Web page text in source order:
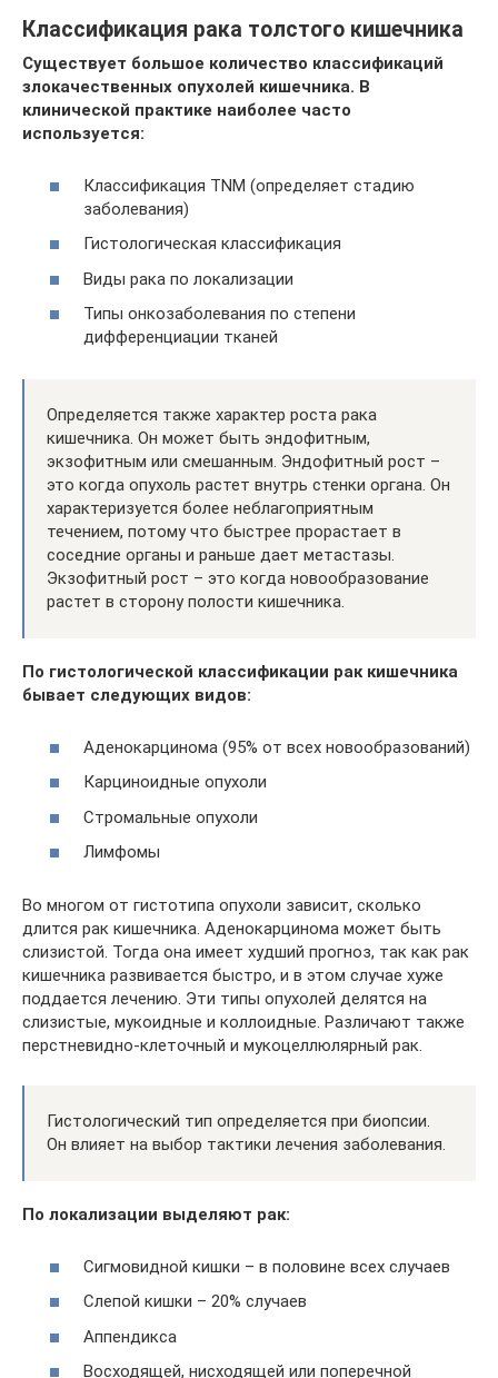
Классификация рака толстого кишечника
Существует большое количество классификаций
злокачественных опухолей кишечника. В
клинической практике наиболее часто
используется:
Классификация TNM (определяет стадию
заболевания)
Гистологическая классификация
Виды рака по локализации
Типы онкозаболевания по степени
дифференциации тканей
Определяется также характер роста рака
кишечника. Он может быть эндофитным,
экзофитным или смешанным. Эндофитный рост –
это когда опухоль растет внутрь стенки органа. Он
характеризуется более неблагоприятным
течением, потому что быстрее прорастает в
соседние органы и раньше дает метастазы.
Экзофитный рост – это когда новообразование
растет в сторону полости кишечника.
По гистологической классификации рак кишечника
бывает следующих видов:
Аденокарцинома (95% от всех новообразований)
Карциноидные опухоли
Стромальные опухоли
Лимфомы
Во многом от гистотипа опухоли зависит, сколько
длится рак кишечника. Аденокарцинома может быть
слизистой. Тогда она имеет худший прогноз, так как рак
кишечника развивается быстро, и в этом случае хуже
поддается лечению. Эти типы опухолей делятся на
слизистые, мукоидные и коллоидные. Различают также
перстневидно-клеточный и мукоцеллюлярный рак.
Гистологический тип определяется при биопсии.
Он влияет на выбор тактики лечения заболевания.
По локализации выделяют рак:
Сигмовидной кишки – в половине всех случаев
Слепой кишки – 20% случаев
Аппендикса
Восходящей, нисходящей или поперечной